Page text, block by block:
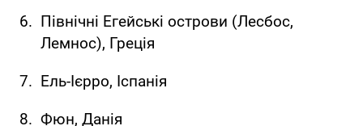
Північні Егейські острови (Лесбос,
Лемнос), Греція
Ель-Ієрро, Іспанія
Фюн, Данія